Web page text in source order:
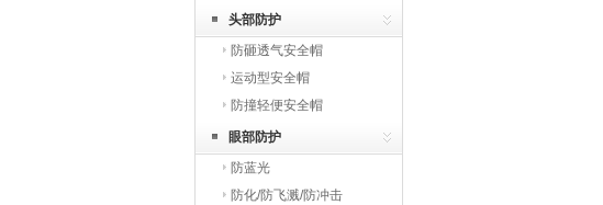
头部防护
防砸透气安全帽
运动型安全帽
防撞轻便安全帽
眼部防护
防蓝光
防化/防飞溅/防冲击